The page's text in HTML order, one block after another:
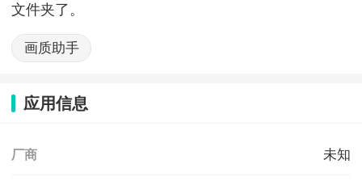
文件夹了。
画质助手
应用信息
厂商 未知